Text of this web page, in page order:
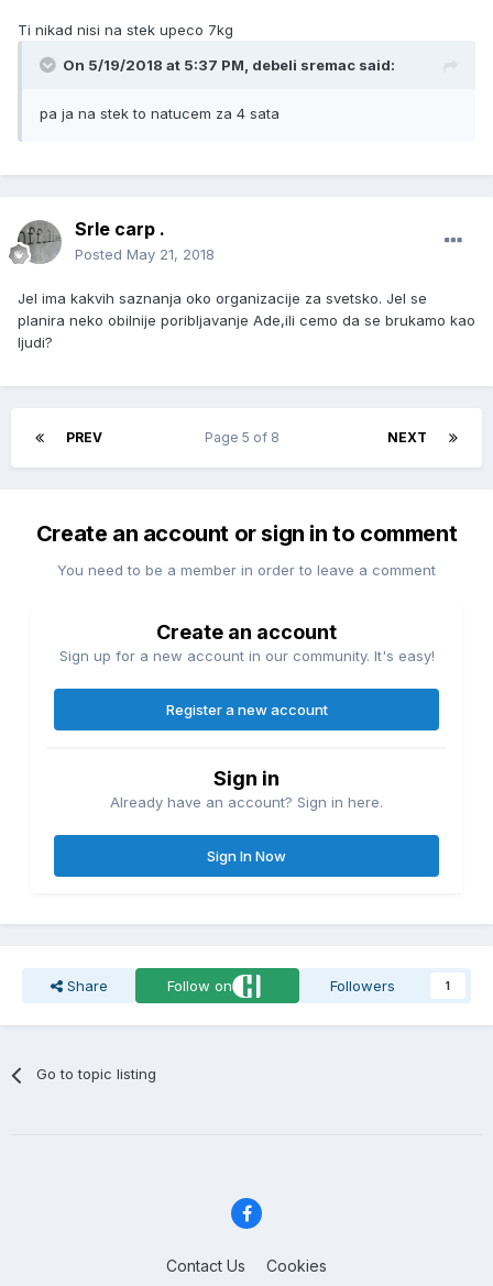
Ti nikad nisi na stek upeco 7kg
On 5/19/2018 at 5:37 PM, debeli sremac said:
pa ja na stek to natucem za 4 sata
Srle carp .
Posted May 21, 2018
Jel ima kakvih saznanja oko organizacije za svetsko. Jel se
planira neko obilnije poribljavanje Ade,ili cemo da se brukamo kao
ljudi?
PREV NEXT
Page 5 of 8
Create an account or sign in to comment
You need to be a member in order to leave a comment
Create an account
Sign up for a new account in our community. It's easy!
Register a new account
Sign in
Already have an account? Sign in here.
Sign In Now
Share Follow on Followers 1
Go to topic listing
Contact Us Cookies